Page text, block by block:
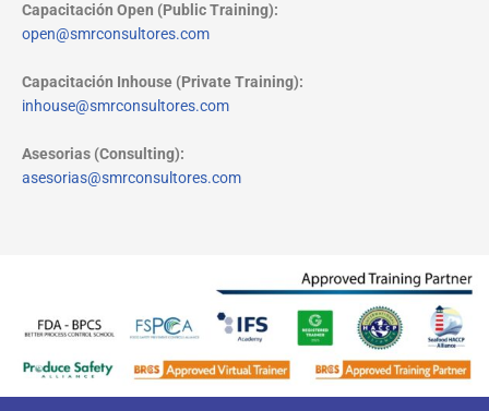
Capacitación Open (Public Training):
open@smrconsultores.com
Capacitación Inhouse (Private Training):
inhouse@smrconsultores.com
Asesorias (Consulting):
asesorias@smrconsultores.com